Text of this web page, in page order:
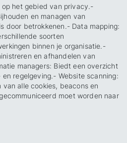
het gebied van privacy.-
en managen van
door betrokkenen.- Data mapping:
soorten
binnen je organisatie. -
en afhandelen van
managers: Biedt een overzicht
regelgeving.- Website scanning:
alle cookies, beacons en
moet worden naar